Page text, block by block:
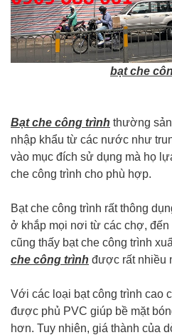
bạt che
Bạt che công trình thường
nhập khẩu từ các nước như
vào mục đích sử dụng mà họ
che công trình cho phù hợp.
Bạt che công trình rất thông
ở khắp mọi nơi từ các chợ,
cũng thấy bạt che công trình
che công trình được rất nhiều
Với các loại bạt công trình cao
được phủ PVC giúp bề mặt
hơn. Tuy nhiên, giá thành của